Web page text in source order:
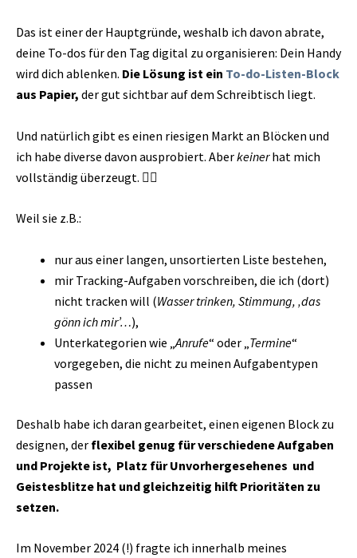
Das ist einer der Hauptgründe, weshalb ich davon abrate,
deine To-dos für den Tag digital zu organisieren: Dein Handy
wird dich ablenken. Die Lösung ist ein To-do-Listen-Block
aus Papier, der gut sichtbar auf dem Schreibtisch liegt.
Und natürlich gibt es einen riesigen Markt an Blöcken und
ich habe diverse davon ausprobiert. Aberkeinerhat mich
vollständig überzeugt. 🙅‍♀️
Weil sie z.B.:
nur aus einer langen, unsortierten Liste bestehen,
mir Tracking-Aufgaben vorschreiben, die ich (dort)
nicht tracken will (Wasser trinken, Stimmung, ‚das
gönn ich mir’…),
Unterkategorien wie „Anrufe“ oder „ Termine“
vorgegeben, die nicht zu meinen Aufgabentypen
passen
Deshalb habe ich daran gearbeitet, einen eigenen Block zu
designen, der flexibel genug für verschiedene Aufgaben
und Projekte ist, Platz für Unvorhergesehenes und
Geistesblitze hat und gleichzeitig hilft Prioritäten zu
setzen.
Im November 2024 (!) fragte ich innerhalb meines